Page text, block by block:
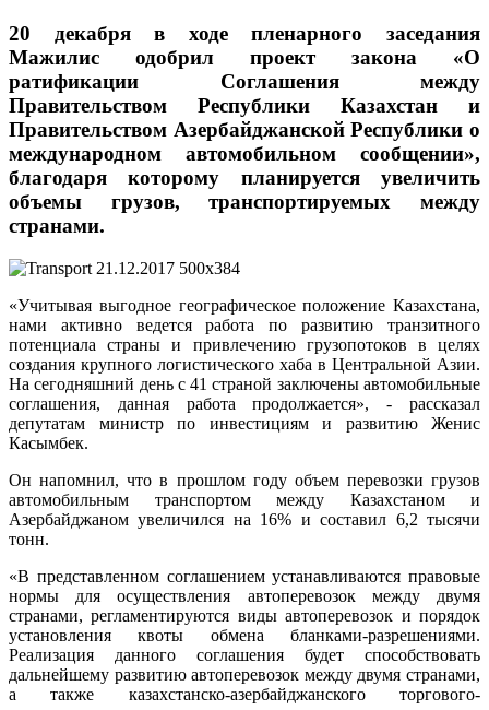
20 декабря в ходе пленарного заседания
Мажилис одобрил проект закона «О
ратификации Соглашения между
Правительством Республики Казахстан и
Правительством Азербайджанской Республики о
международном автомобильном сообщении»,
благодаря которому планируется увеличить
объемы грузов, транспортируемых между
странами.
«Учитывая выгодное географическое положение Казахстана,
нами активно ведется работа по развитию транзитного
потенциала страны и привлечению грузопотоков в целях
создания крупного логистического хаба в Центральной Азии.
На сегодняшний день с 41 страной заключены автомобильные
соглашения, данная работа продолжается», - рассказал
депутатам министр по инвестициям и развитию Женис
Касымбек.
Он напомнил, что в прошлом году объем перевозки грузов
автомобильным транспортом между Казахстаном и
Азербайджаном увеличился на 16% и составил 6,2 тысячи
тонн.
«В представленном соглашением устанавливаются правовые
нормы для осуществления автоперевозок между двумя
странами, регламентируются виды автоперевозок и порядок
установления квоты обмена бланками-разрешениями.
Реализация данного соглашения будет способствовать
дальнейшему развитию автоперевозок между двумя странами,
а также казахстанско-азербайджанского торгового-